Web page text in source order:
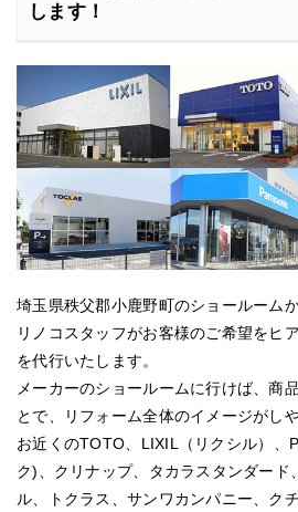
します！
埼玉県秩父郡小鹿野町のショールーム
リノコスタッフがお客様のご希望をヒ
を代行いたします。
メーカーのショールームに行けば、商
とで、リフォーム全体のイメージがし
お近くのTOTO、LIXIL（リクシル）、
ク)、クリナップ、タカラスタンダード
ル、トクラス、サンワカンパニー、ク